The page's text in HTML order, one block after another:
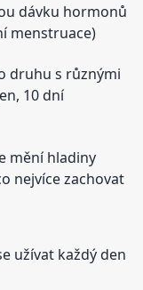
dávku hormonů
menstruace)
druhu s různými
10 dní
mění hladiny
nejvíce zachovat
užívat každý den